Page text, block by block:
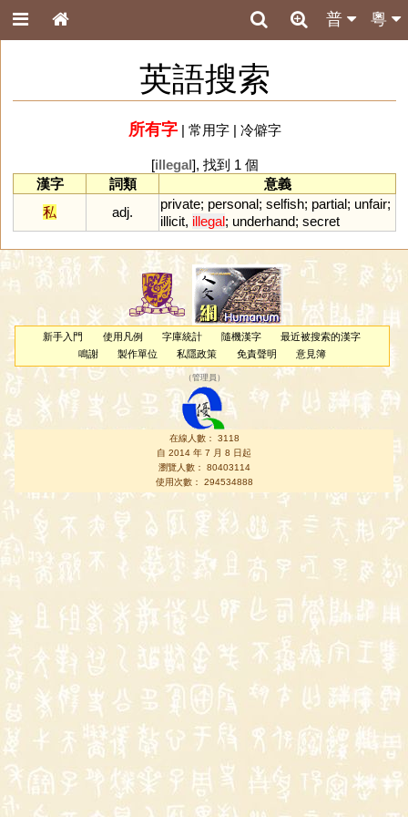
粵
普
英語搜索
所有字| 常用字| 冷僻字
[illegal], 找到 1 個
漢字
詞類
意義
私
adj.
private; personal; selfish; partial; unfair;
illicit, illegal; underhand; secret
新手入門 使用凡例 字庫統計 隨機漢字
最近被搜索的漢字
鳴謝
製作單位 私隱政策 免責聲明 意見簿
（管理員 ）
在線人數： 3118
自 2014 年 7 月 8 日起
瀏覽人數： 80403114
使用次數： 294534888